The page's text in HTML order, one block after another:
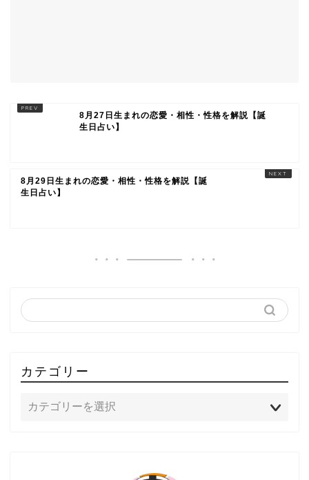
8月27日生まれの恋愛・相性・性格を解説【誕
生日占い】
8月29日生まれの恋愛・相性・性格を解説【誕
生日占い】
カテゴリー